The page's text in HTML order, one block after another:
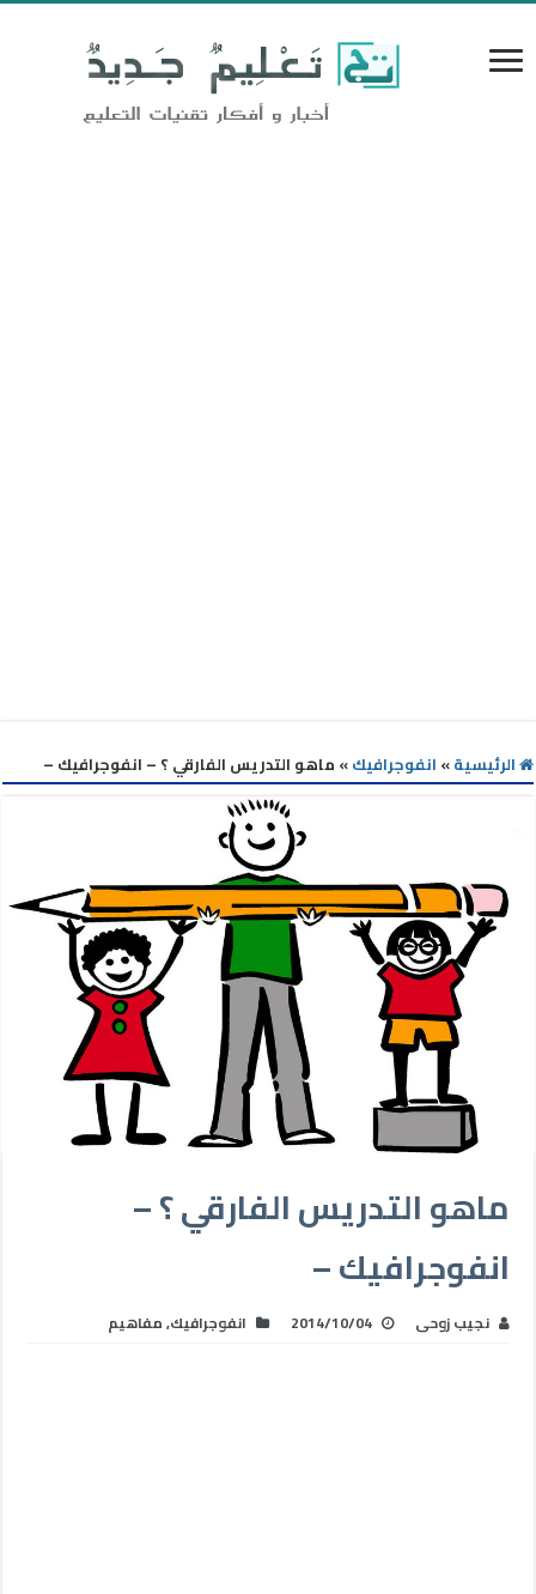
الرئيسية» انفوجرافيك» ماهو التدريس الفارقي ؟ – انفوجرافيك –
ماهو التدريس الفارقي ؟ –
انفوجرافيك –
نجيب زوحى 2014/10/04 انفوجرافيك,مفاهيم